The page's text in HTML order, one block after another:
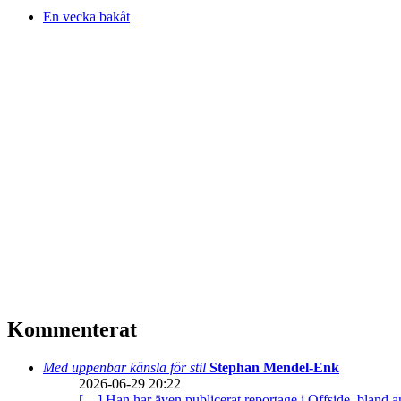
En vecka bakåt
Kommenterat
Med uppenbar känsla för stil Stephan Mendel-Enk
2026-06-29 20:22